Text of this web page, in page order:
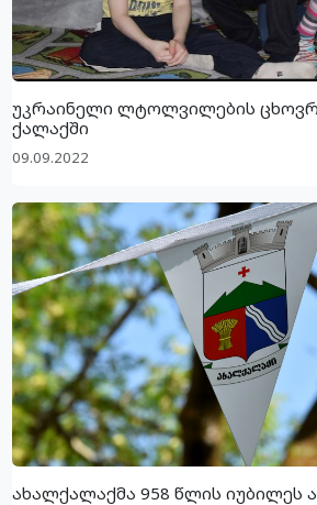
უკრაინელი ლტოლვილების
ქალაქში
09.09.2022
ახალქალაქმა 958 წლის იუბილეს